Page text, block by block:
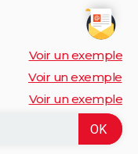
Voir un exemple
Voir un exemple
Voir un exemple